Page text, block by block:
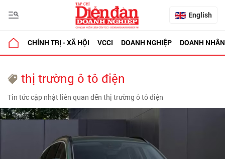
English
CHÍNH TRỊ - XÃ HỘI VCCI DOANH NGHIỆP DOANH NHÂN
thị trường ô tô điện
Tin tức cập nhật liên quan đến thị trường ô tô điện